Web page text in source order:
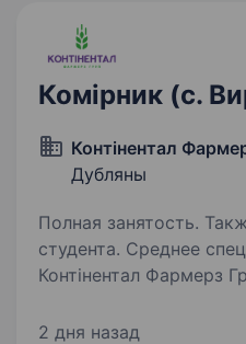
польових…
Комірник (с.
Контінентал
Дубляны
Полная занятость.
студента. Среднее
Контінентал Фармерз
Ми працюємо в
2 дня назад